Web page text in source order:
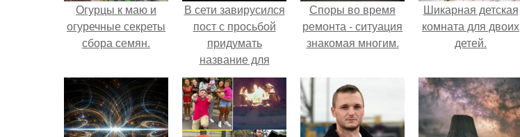
Огурцы к маю и
огуречные секреты
сбора семян.
В сети завирусился
пост с просьбой
придумать
название для
домашней
запеканки.
Споры во время
ремонта - ситуация
знакомая многим.
Шикарная детская
комната для двоих
детей.